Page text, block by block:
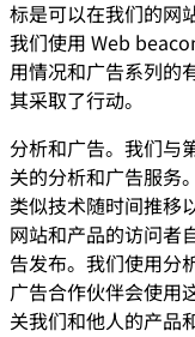
标是可以在我们的网
我们使用 Web
用情况和广告系列的
其采取了行动。
分析和广告。我们与
关的分析和广告服务
类似技术随时间推移
网站和产品的访问者
告发布。我们使用分
广告合作伙伴会使用
关我们和他人的产品